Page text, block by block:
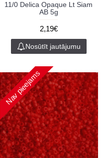
11/0 Delica Opaque Lt Siam
AB 5g
2,19€
Nosūtīt jautājumu
Nav pieejams